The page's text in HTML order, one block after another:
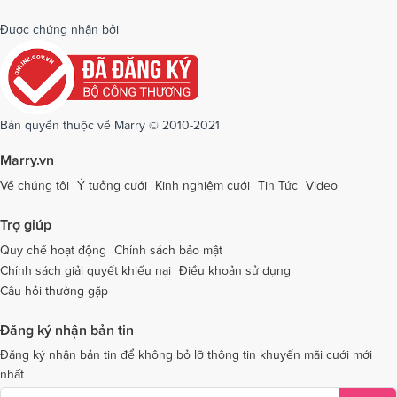
Dịch vụ cưới tại Quảng Ngãi
Dịch vụ cưới tại Quảng Ninh
Dịch vụ cưới tại Sóc Trăng Dịch vụ cưới tại Sơn La
Dịch vụ cưới tại Thái Bình Dịch vụ cưới tại Thanh Hóa
Dịch vụ cưới tại Thừa Thiên - Huế
Dịch vụ cưới tại An Giang Dịch vụ cưới tại Trà Vinh
Dịch vụ cưới tại Tuyên Quang
Dịch vụ cưới tại Bà Rịa - Vũng TàuDịch vụ cưới tại Bắc Giang
Dịch vụ cưới tại Bắc Kạn
Được chứng nhận bởi
Bản quyền thuộc về Marry © 2010-2021
Marry.vn
Về chúng tôi Ý tưởng cưới Kinh nghiệm cưới Tin Tức Video
Trợ giúp
Quy chế hoạt động
Chính sách bảo mật
Chính sách giải quyết khiếu nại Điều khoản sử dụng
Câu hỏi thường gặp
Đăng ký nhận bản tin
Đăng ký nhận bản tin để không bỏ lỡ thông tin khuyến mãi cưới mới
nhất